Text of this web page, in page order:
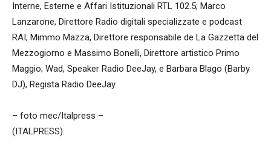
Interne, Esterne e Affari Istituzionali RTL 102.5; Marco
Lanzarone, Direttore Radio digitali specializzate e podcast
RAI; Mimmo Mazza, Direttore responsabile de La Gazzetta del
Mezzogiorno e Massimo Bonelli, Direttore artistico Primo
Maggio; Wad, Speaker Radio DeeJay, e Barbara Blago (Barby
DJ), Regista Radio DeeJay.
– foto mec/Italpress –
(ITALPRESS).